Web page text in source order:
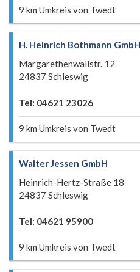
9 km Umkreis von Twedt
H. Heinrich Bothmann GmbH
Margarethenwallstr. 12
24837 Schleswig
Tel: 04621 23026
9 km Umkreis von Twedt
Walter Jessen GmbH
Heinrich-Hertz-Straße 18
24837 Schleswig
Tel: 04621 95900
9 km Umkreis von Twedt